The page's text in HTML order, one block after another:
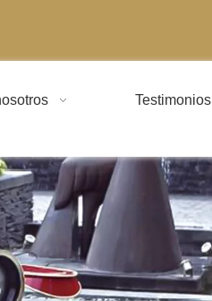
Testimonios